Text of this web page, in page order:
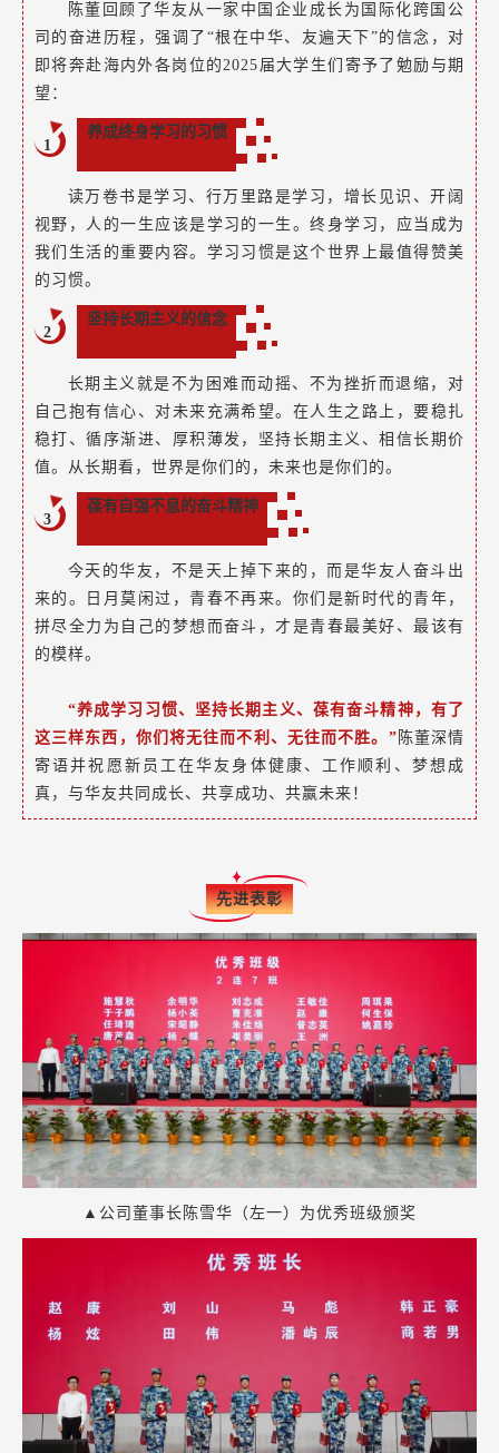
陈董回顾了华友从一家中国企业成长为国际化跨国公
司的奋进历程，强调了“根在中华、友遍天下”的信念，对
即将奔赴海内外各岗位的2025届大学生们寄予了勉励与期
望：
1
养成终身学习的习惯
读万卷书是学习、行万里路是学习，增长见识、开阔
视野，人的一生应该是学习的一生。终身学习，应当成为
我们生活的重要内容。学习习惯是这个世界上最值得赞美
的习惯。
2
坚持长期主义的信念
长期主义就是不为困难而动摇、不为挫折而退缩，对
自己抱有信心、对未来充满希望。在人生之路上，要稳扎
稳打、循序渐进、厚积薄发，坚持长期主义、相信长期价
值。从长期看，世界是你们的，未来也是你们的。
3
葆有自强不息的奋斗精神
今天的华友，不是天上掉下来的，而是华友人奋斗出
来的。日月莫闲过，青春不再来。你们是新时代的青年，
拼尽全力为自己的梦想而奋斗，才是青春最美好、最该有
的模样。
“养成学习习惯、坚持长期主义、葆有奋斗精神，有了
这三样东西，你们将无往而不利、无往而不胜。” 陈董深情
寄语并祝愿新员工在华友身体健康、工作顺利、梦想成
真，与华友共同成长、共享成功、共赢未来！
先进表彰
▲公司董事长陈雪华（左一）为优秀班级颁奖